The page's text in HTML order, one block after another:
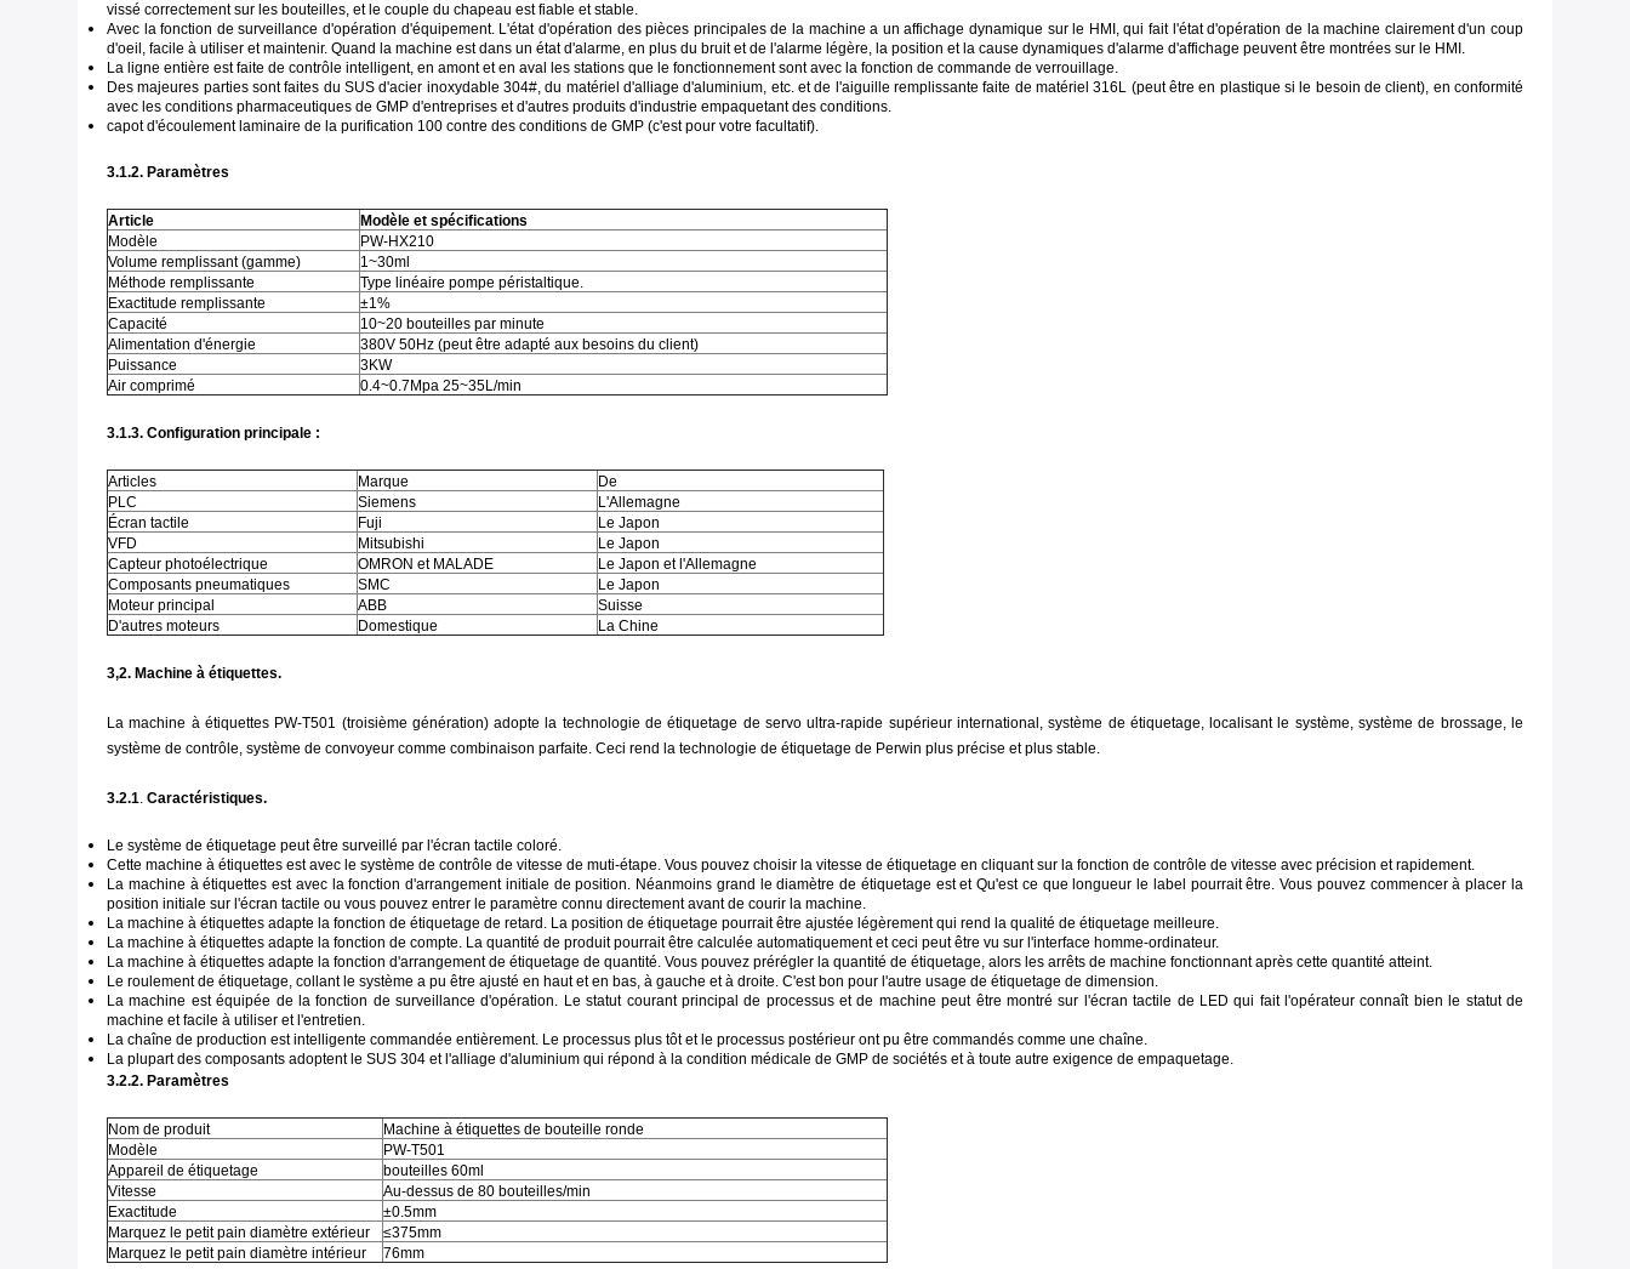
vissé correctement sur les bouteilles, et le couple du chapeau est fiable et stable.
Avec la fonction de surveillance d'opération d'équipement. L'état d'opération des pièces principales de la machine a un affichage dynamique sur le HMI, qui fait l'état d'opération de la machine clairement d'un coup
d'oeil, facile à utiliser et maintenir. Quand la machine est dans un état d'alarme, en plus du bruit et de l'alarme légère, la position et la cause dynamiques d'alarme d'affichage peuvent être montrées sur le HMI.
La ligne entière est faite de contrôle intelligent, en amont et en aval les stations que le fonctionnement sont avec la fonction de commande de verrouillage.
Des majeures parties sont faites du SUS d'acier inoxydable 304#, du matériel d'alliage d'aluminium, etc. et de l'aiguille remplissante faite de matériel 316L (peut être en plastique si le besoin de client), en conformité
avec les conditions pharmaceutiques de GMP d'entreprises et d'autres produits d'industrie empaquetant des conditions.
capot d'écoulement laminaire de la purification 100 contre des conditions de GMP (c'est pour votre facultatif).
3.1.2. Paramètres
Article
Modèle et spécifications
Modèle
PW-HX210
Volume remplissant (gamme)
1~30ml
Méthode remplissante
Type linéaire pompe péristaltique.
Exactitude remplissante
±1%
Capacité
10~20 bouteilles par minute
Alimentation d'énergie
380V 50Hz (peut être adapté aux besoins du client)
Puissance
3KW
Air comprimé
0.4~0.7Mpa 25~35L/min
3.1.3. Configuration principale :
Articles Marque
De
PLC
Siemens
L'Allemagne
Écran tactile
Fuji
Le Japon
VFD
Mitsubishi
Le Japon
Capteur photoélectrique
OMRON et MALADE
Le Japon et l'Allemagne
Composants pneumatiques
SMC
Le Japon
Moteur principal
ABB
Suisse
D'autres moteurs
Domestique La Chine
3,2. Machine à étiquettes.
La machine à étiquettes PW-T501 (troisième génération) adopte la technologie de étiquetage de servo ultra-rapide supérieur international, système de étiquetage, localisant le système, système de brossage, le
système de contrôle, système de convoyeur comme combinaison parfaite. Ceci rend la technologie de étiquetage de Perwin plus précise et plus stable.
3.2.1 Caractéristiques.
Le système de étiquetage peut être surveillé par l'écran tactile coloré.
Cette machine à étiquettes est avec le système de contrôle de vitesse de muti-étape. Vous pouvez choisir la vitesse de étiquetage en cliquant sur la fonction de contrôle de vitesse avec précision et rapidement.
La machine à étiquettes est avec la fonction d'arrangement initiale de position. Néanmoins grand le diamètre de étiquetage est et Qu'est ce que longueur le label pourrait être. Vous pouvez commencer à placer la
position initiale sur l'écran tactile ou vous pouvez entrer le paramètre connu directement avant de courir la machine.
La machine à étiquettes adapte la fonction de étiquetage de retard. La position de étiquetage pourrait être ajustée légèrement qui rend la qualité de étiquetage meilleure.
La machine à étiquettes adapte la fonction de compte. La quantité de produit pourrait être calculée automatiquement et ceci peut être vu sur l'interface homme-ordinateur.
La machine à étiquettes adapte la fonction d'arrangement de étiquetage de quantité. Vous pouvez prérégler la quantité de étiquetage, alors les arrêts de machine fonctionnant après cette quantité atteint.
Le roulement de étiquetage, collant le système a pu être ajusté en haut et en bas, à gauche et à droite. C'est bon pour l'autre usage de étiquetage de dimension.
La machine est équipée de la fonction de surveillance d'opération. Le statut courant principal de processus et de machine peut être montré sur l'écran tactile de LED qui fait l'opérateur connaît bien le statut de
machine et facile à utiliser et l'entretien.
La chaîne de production est intelligente commandée entièrement. Le processus plus tôt et le processus postérieur ont pu être commandés comme une chaîne.
La plupart des composants adoptent le SUS 304 et l'alliage d'aluminium qui répond à la condition médicale de GMP de sociétés et à toute autre exigence de empaquetage.
3.2.2. Paramètres
Nom de produit
Machine à étiquettes de bouteille ronde
Modèle
PW-T501
Appareil de étiquetage
bouteilles 60ml
Vitesse
Au-dessus de 80 bouteilles/min
Exactitude
±0.5mm
Marquez le petit pain diamètre extérieur
≤375mm
Marquez le petit pain diamètre intérieur
76mm